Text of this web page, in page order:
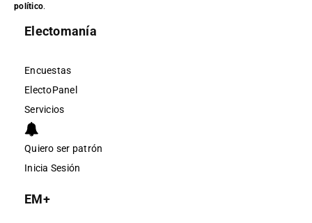
político.
Electomanía
Encuestas
ElectoPanel
Servicios
Quiero ser patrón
Inicia Sesión
EM+